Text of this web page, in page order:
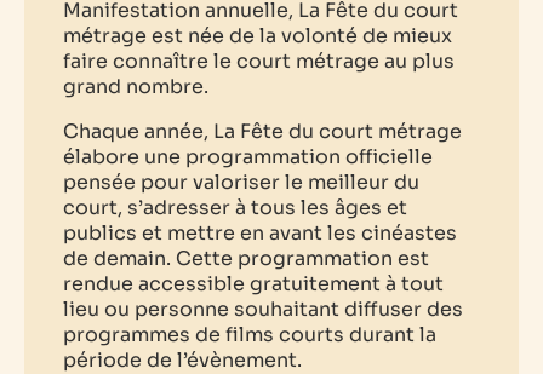
Manifestation annuelle, La Fête du court
métrage est née de la volonté de mieux
faire connaître le court métrage au plus
grand nombre.
Chaque année, La Fête du court métrage
élabore une programmation officielle
pensée pour valoriser le meilleur du
court, s’adresser à tous les âges et
publics et mettre en avant les cinéastes
de demain. Cette programmation est
rendue accessible gratuitement à tout
lieu ou personne souhaitant diffuser des
programmes de films courts durant la
période de l’évènement.